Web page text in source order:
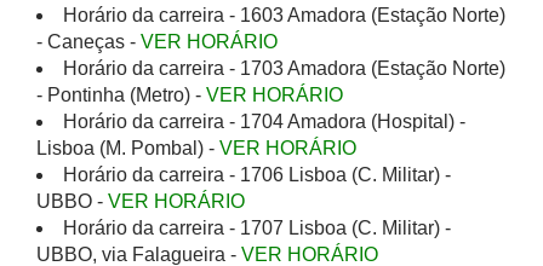
Horário da carreira - 1603 Amadora (Estação Norte)
- Caneças - VER HORÁRIO
Horário da carreira - 1703 Amadora (Estação Norte)
- Pontinha (Metro) - VER HORÁRIO
Horário da carreira - 1704 Amadora (Hospital) -
Lisboa (M. Pombal) - VER HORÁRIO
Horário da carreira - 1706 Lisboa (C. Militar) -
UBBO - VER HORÁRIO
Horário da carreira - 1707 Lisboa (C. Militar) -
UBBO, via Falagueira - VER HORÁRIO